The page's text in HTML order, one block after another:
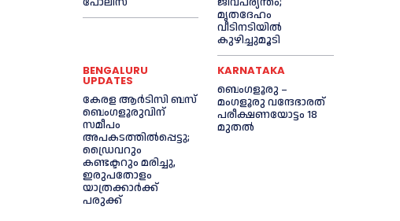
മൃതദേഹം
വീടിനടിയിൽ
കുഴിച്ചുമൂടി
BENGALURU
UPDATES
കേരള ആർടിസി ബസ്
ബെംഗളൂരുവിന്
സമീപം
അപകടത്തിൽപ്പെട്ടു;
ഡ്രൈവറും
കണ്ടക്ടറും മരിച്ചു,
ഇരുപതോളം
യാത്രക്കാർക്ക്
പരുക്ക്
KARNATAKA
ബെംഗളൂരു –
മംഗളൂരു വന്ദേഭാരത്
പരീക്ഷണയോട്ടം 18
മുതൽ